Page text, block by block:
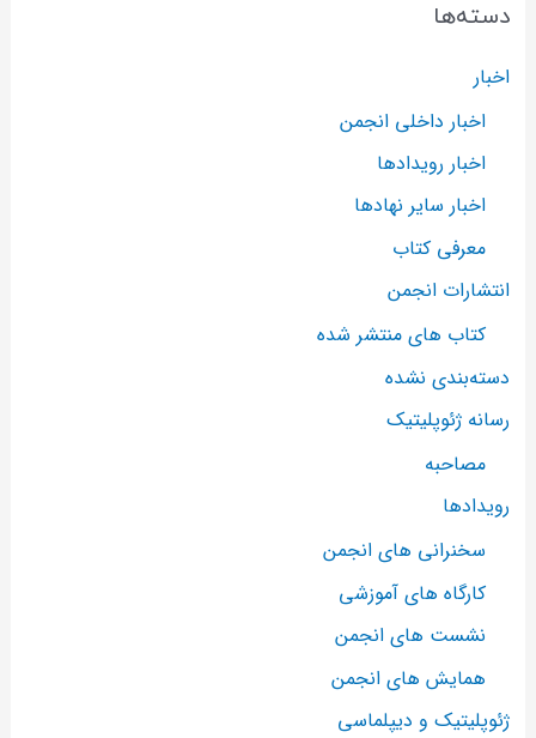
دسته‌ها
اخبار
اخبار داخلی انجمن
اخبار رویدادها
اخبار سایر نهادها
معرفی کتاب
انتشارات انجمن
کتاب های منتشر شده
دسته‌بندی نشده
رسانه ژئوپلیتیک
مصاحبه
رویدادها
سخنرانی های انجمن
کارگاه های آموزشی
نشست های انجمن
همایش های انجمن
ژئوپلیتیک و دیپلماسی